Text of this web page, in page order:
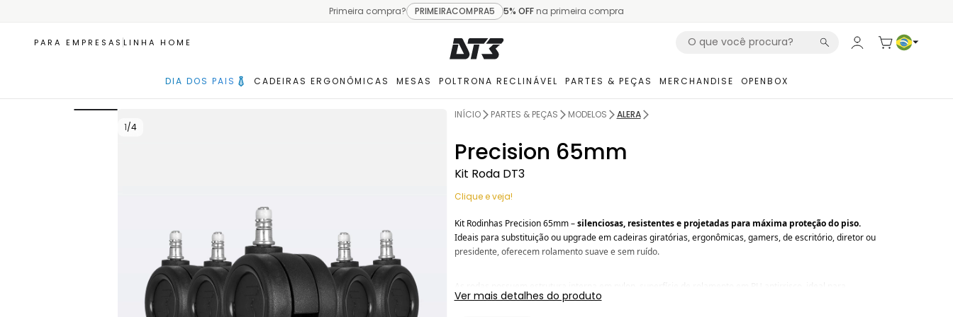
Primeira compra? PRIMEIRACOMPRA5 5% OFF na primeira compra
PARA EMPRESAS LINHA HOME
DIA DOS PAIS CADEIRAS ERGONÔMICAS MESAS POLTRONA RECLINÁVEL PARTES & PEÇAS MERCHANDISE OPENBOX
1/4
INÍCIO PARTES & PEÇAS MODELOS ALERA
Precision 65mm
Kit Roda DT3
Clique e veja!
Kit Rodinhas Precision 65mm –silenciosas, resistentes e projetadas para máxima proteção do piso.
Ideais para substituição ou upgrade em cadeiras giratórias, ergonômicas, gamers, de escritório, diretor ou
presidente, oferecem rolamento suave e sem ruído.
As rodas possuem estrutura interna em nylon, superfície de rolamento em PU antirrisco, ideal para
proteger pisos delicados e proporcionar deslizamento suave. O pino em aço com encaixe universal de
11mm conta com uma peça em nylon, que atua como sistema antirruído, reduzindo vibrações e
Ver mais detalhes do produto